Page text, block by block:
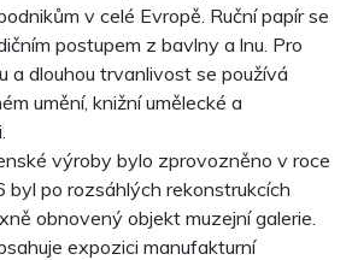
v celé Evropě. Ruční papír se
postupem z bavlny a lnu. Pro
a dlouhou trvanlivost se používá
umění, knižní umělecké a
výroby bylo zprovozněno v roce
byl po rozsáhlých rekonstrukcích
obnovený objekt muzejní galerie.
expozici manufakturní